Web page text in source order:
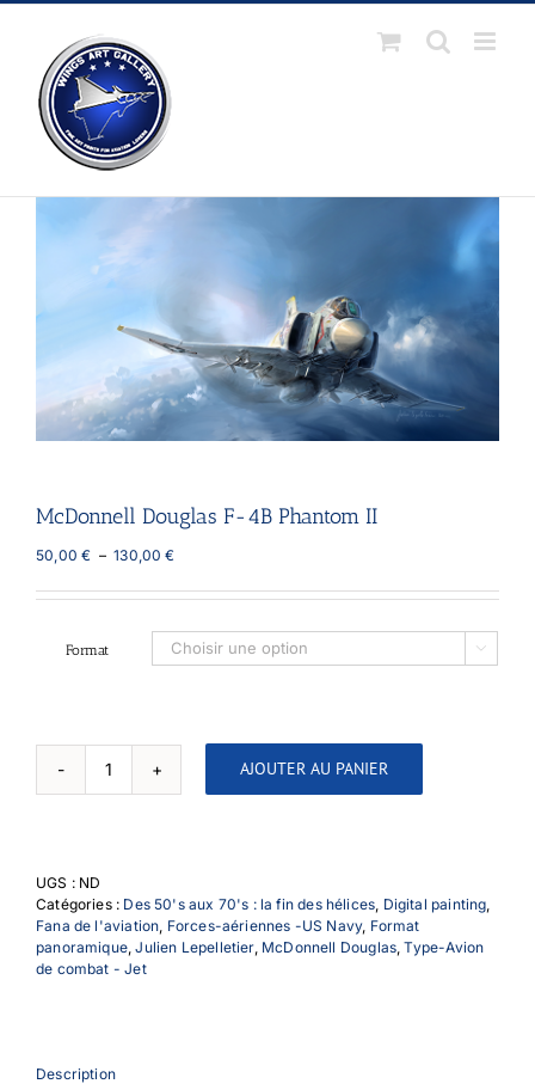
Passer
McDonnell Douglas F-4B Phantom II
50,00€ – 130,00€Plage
prix :
à
130,00 €
Format 
quantité
de
Phantom
II
AJOUTER AU PANIER
UGS : ND
Catégories : Des 50's aux 70's : la fin des hélices Digital painting
Fana de l'aviation Forces-aériennes -US Navy, Format
panoramique,Julien Lepelletier, McDonnell Douglas ,Type-Avion
de combat - Jet
Description